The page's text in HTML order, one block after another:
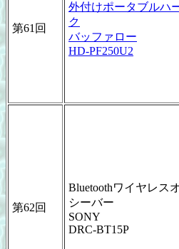
第61回
外付けポータブルハ
ク
バッファロー
HD-PF250U2
第62回
Bluetoothワイヤレス
シーバー
SONY
DRC-BT15P